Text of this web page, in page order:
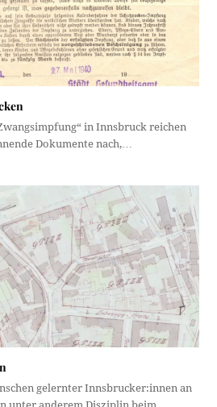
in Innsbruck reichen
Dokumente nach,…
gelernter Innsbrucker:innen an